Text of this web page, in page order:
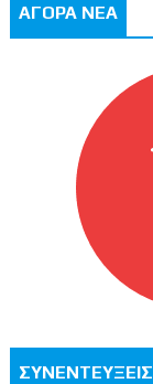
ΑΓΟΡΑ ΝΕΑ
ΣΥΝΕΝΤΕΥΞΕΙΣ